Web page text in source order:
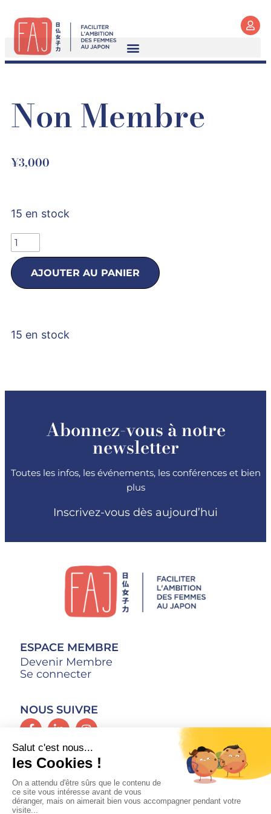
Non Membre
¥3,000
15 en stock
AJOUTER AU PANIER
15 en stock
Abonnez-vous à notre
newsletter
Toutes les infos, les événements, les conférences et bien
plus
Inscrivez-vous dès aujourd’hui
ESPACE MEMBRE
Devenir Membre
Se connecter
NOUS SUIVRE
CONTACT